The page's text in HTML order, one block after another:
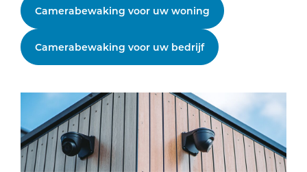
Camerabewaking voor uw woning
Camerabewaking voor uw bedrijf